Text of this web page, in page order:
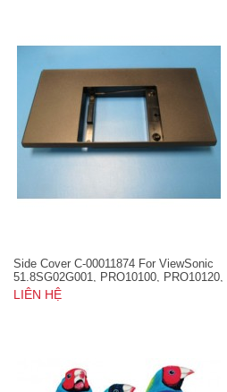
Side Cover C-00011874 For ViewSonic
51.8SG02G001, PRO10100, PRO10120,
PRO10500W
LIÊN HỆ